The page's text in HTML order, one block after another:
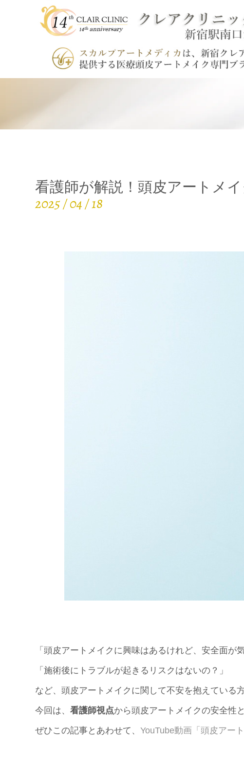
看護師が解説！頭皮アートメ
2025 / 04 / 18
「頭皮アートメイクに興味はあるけれど、安全面が
「施術後にトラブルが起きるリスクはないの？」
など、頭皮アートメイクに関して不安を抱えている
今回は、 看護師視点から頭皮アートメイクの安全性
ぜひこの記事とあわせて、 YouTube動画「頭皮アー